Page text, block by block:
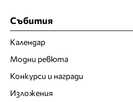
Събития
Календар
Модни ревюта
Конкурси и награди
Изложения